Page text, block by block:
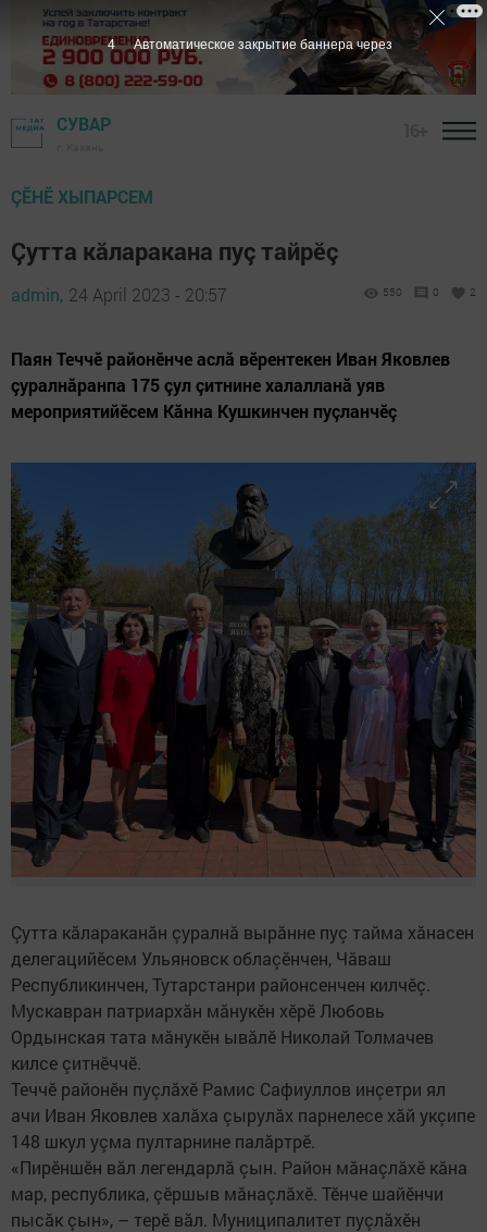
СУВАР
ÇӖНӖ ХЫПАРСЕМ
Çутта кăларакана пуç тайрӗç
admin, 24 April 2023 - 20:57 550 0 2
Паян Теччӗ районӗнче аслă вӗрентекен Иван Яковлев
çуралнăранпа 175 çул çитнине халалланă уяв
мероприятийӗсем Кăнна Кушкинчен пуçланчӗç
Çутта кăлараканăн çуралнă вырăнне пуç тайма хăнасен
делегацийӗсем Ульяновск облаçӗнчен, Чăваш
Республикинчен, Тутарстанри районсенчен килчӗç.
Мускавран патриархăн мăнукӗн хӗрӗ Любовь
Ордынская тата мăнукӗн ывăлӗ Николай Толмачев
килсе çитнӗччӗ.
Теччӗ районӗн пуçлăхӗ Рамис Сафиуллов инçетри ял
ачи Иван Яковлев халăха çырулăх парнелесе хăй укçипе
148 шкул уçма пултарнине палăртрӗ.
«Пирӗншӗн вăл легендарлă çын. Район мăнаçлăхӗ кăна
мар, республика, çӗршыв мăнаçлăхӗ. Тӗнче шайӗнчи
пысăк çын», – терӗ вăл. Муниципалитет пуçлăхӗн
2 Автоматическое закрытие баннера через